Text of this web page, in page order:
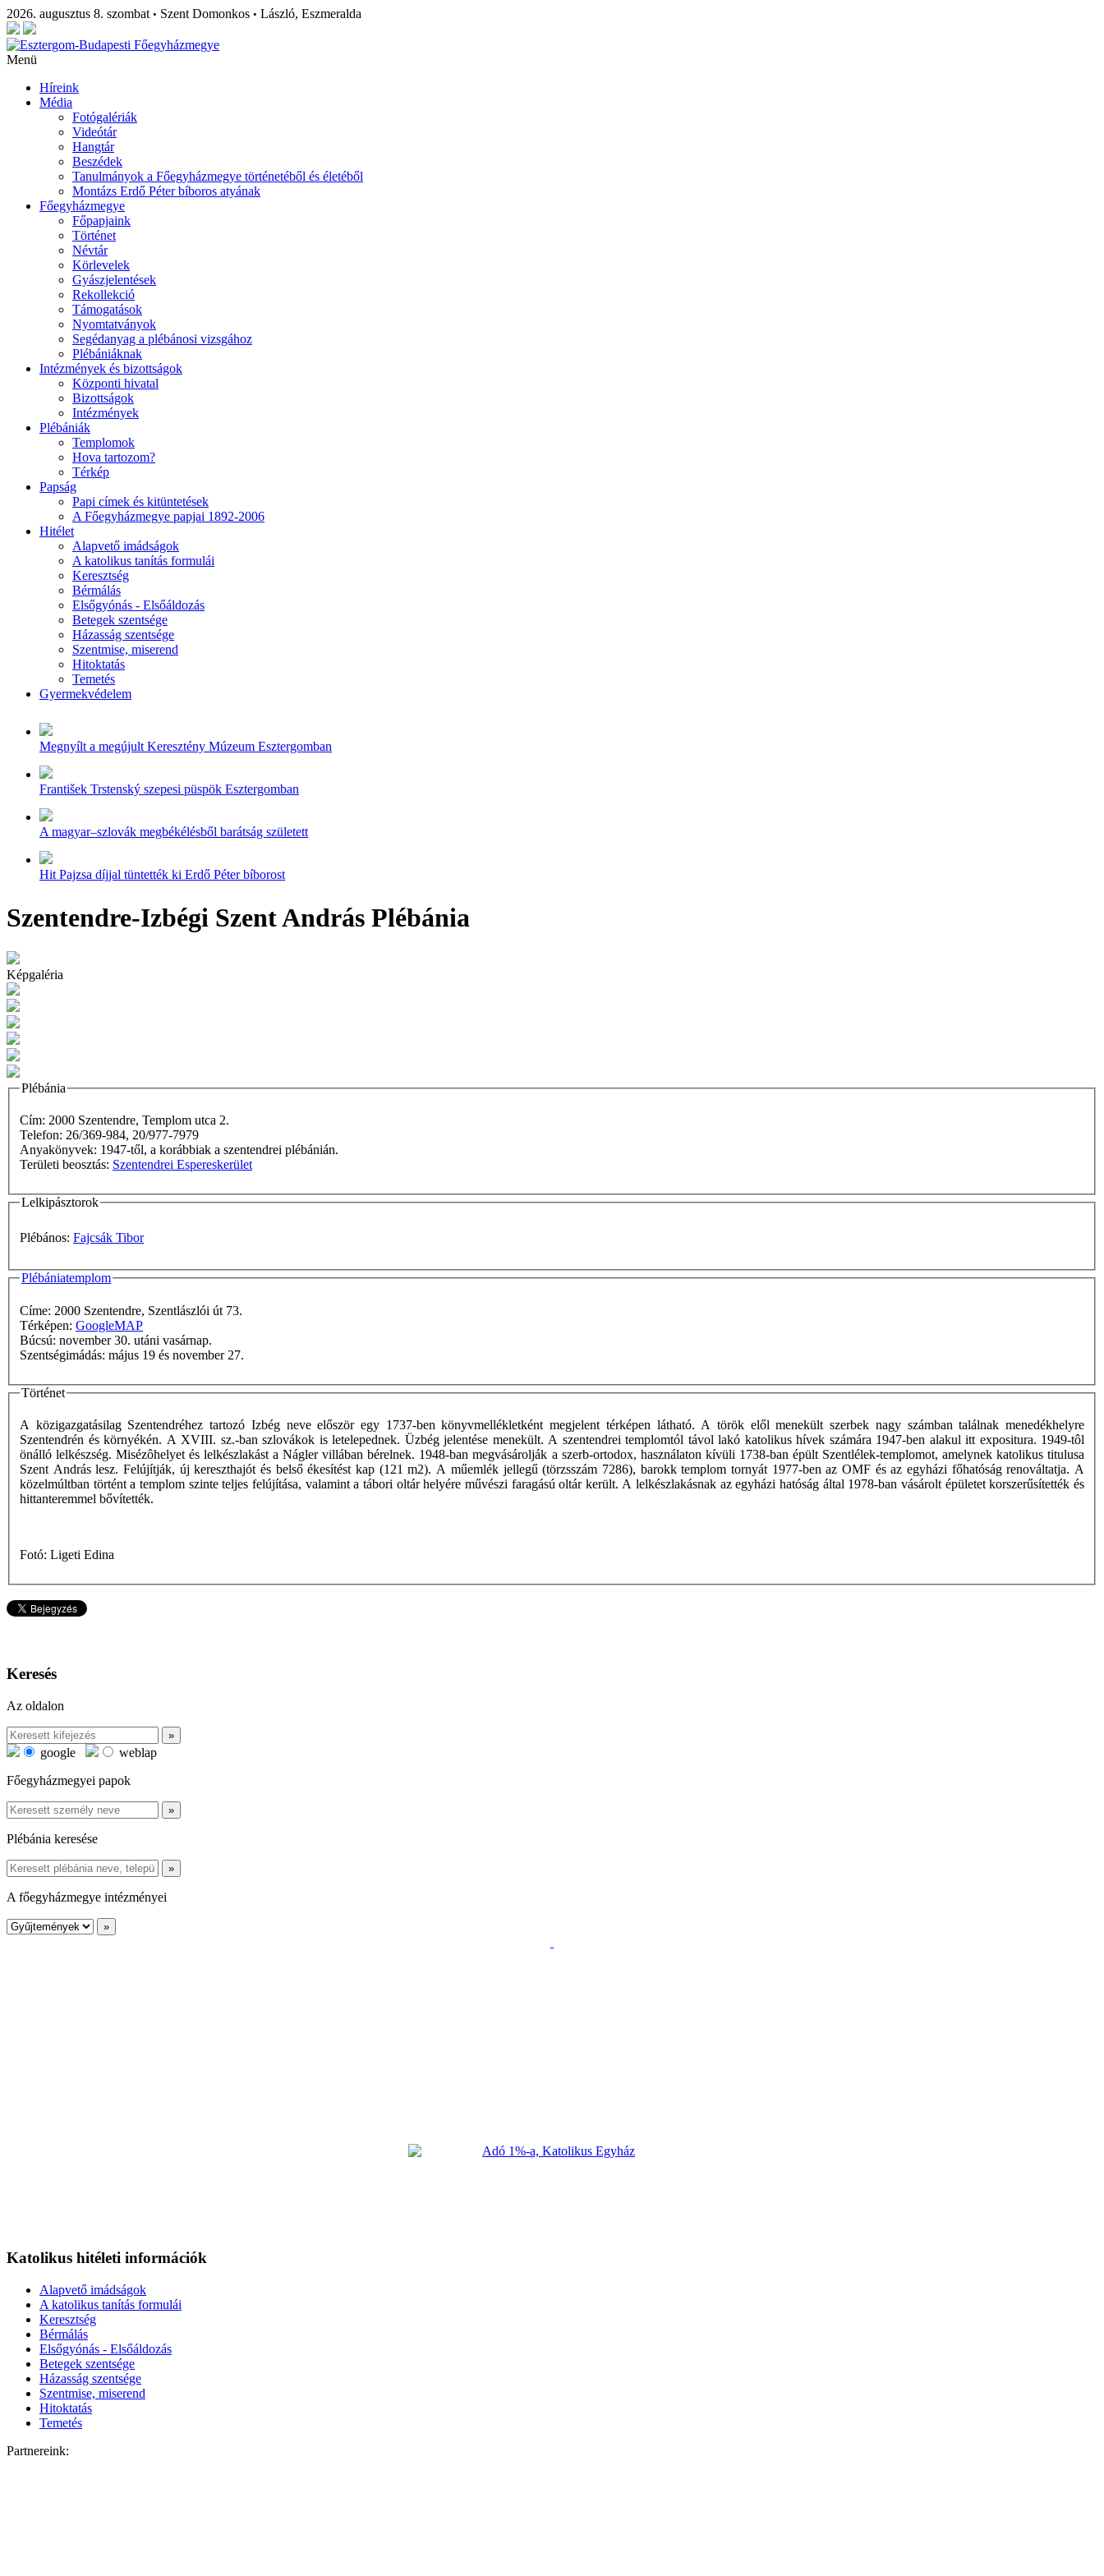
2026. augusztus 8. szombat • Szent Domonkos • László, Eszmeralda
Menü
Híreink
Média
Fotógalériák
Videótár
Hangtár
Beszédek
Tanulmányok a Főegyházmegye történetéből és életéből
Montázs Erdő Péter bíboros atyának
Főegyházmegye
Főpapjaink
Történet
Névtár
Körlevelek
Gyászjelentések
Rekollekció
Támogatások
Nyomtatványok
Segédanyag a plébánosi vizsgához
Plébániáknak
Intézmények és bizottságok
Központi hivatal
Bizottságok
Intézmények
Plébániák
Templomok
Hova tartozom?
Térkép
Papság
Papi címek és kitüntetések
A Főegyházmegye papjai 1892-2006
Hitélet
Alapvető imádságok
A katolikus tanítás formulái
Keresztség
Bérmálás
Elsőgyónás - Elsőáldozás
Betegek szentsége
Házasság szentsége
Szentmise, miserend
Hitoktatás
Temetés
Gyermekvédelem
Megnyílt a megújult Keresztény Múzeum Esztergomban
František Trstenský szepesi püspök Esztergomban
A magyar–szlovák megbékélésből barátság született
Hit Pajzsa díjjal tüntették ki Erdő Péter bíborost
Szentendre-Izbégi Szent András Plébánia
Képgaléria
Plébánia
Cím: 2000 Szentendre, Templom utca 2.
Telefon: 26/369-984, 20/977-7979
Anyakönyvek: 1947-től, a korábbiak a szentendrei plébánián.
Területi beosztás: Szentendrei Espereskerület
Lelkipásztorok
Plébános: Fajcsák Tibor
Plébániatemplom
Címe: 2000 Szentendre, Szentlászlói út 73.
Térképen: GoogleMAP
Búcsú: november 30. utáni vasárnap.
Szentségimádás: május 19 és november 27.
Történet
A közigazgatásilag Szentendréhez tartozó Izbég neve először egy 1737-ben könyvmellékletként megjelent térképen látható. A török elől menekült szerbek nagy számban találnak menedékhelyre
Szentendrén és környékén. A XVIII. sz.-ban szlovákok is letelepednek. Üzbég jelentése menekült. A szentendrei templomtól távol lakó katolikus hívek számára 1947-ben alakul itt expositura. 1949-tôl
önálló lelkészség. Misézôhelyet és lelkészlakást a Nágler villában bérelnek. 1948-ban megvásárolják a szerb-ortodox, használaton kívüli 1738-ban épült Szentlélek-templomot, amelynek katolikus titulusa
Szent András lesz. Felújítják, új kereszthajót és belső ékesítést kap (121 m2). A műemlék jellegű (törzsszám 7286), barokk templom tornyát 1977-ben az OMF és az egyházi főhatóság renováltatja. A
közelmúltban történt a templom szinte teljes felújítása, valamint a tábori oltár helyére művészi faragású oltár került. A lelkészlakásnak az egyházi hatóság által 1978-ban vásárolt épületet korszerűsítették és
hittanteremmel bővítették.
Fotó: Ligeti Edina
Keresés
Az oldalon
google
weblap
Főegyházmegyei papok
Plébánia keresése
A főegyházmegye intézményei
Katolikus hitéleti információk
Alapvető imádságok
A katolikus tanítás formulái
Keresztség
Bérmálás
Elsőgyónás - Elsőáldozás
Betegek szentsége
Házasság szentsége
Szentmise, miserend
Hitoktatás
Temetés
Partnereink: